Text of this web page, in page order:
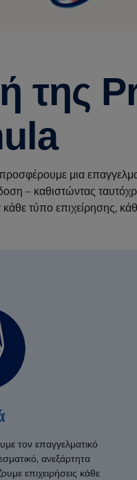
της
μια
– καθιστώντας
τύπο επιχείρησης,
τον επαγγελματικό
ανεξάρτητα
επιχειρήσεις κάθε